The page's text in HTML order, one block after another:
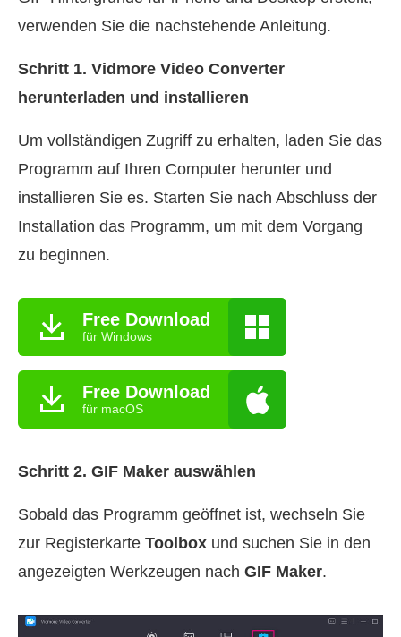
verwenden Sie die nachstehende Anleitung.
Schritt 1. Vidmore Video Converter
herunterladen und installieren
Um vollständigen Zugriff zu erhalten, laden Sie das
Programm auf Ihren Computer herunter und
installieren Sie es. Starten Sie nach Abschluss der
Installation das Programm, um mit dem Vorgang
zu beginnen.
Free Download
für Windows
Free Download
für macOS
Schritt 2. GIF Maker auswählen
Sobald das Programm geöffnet ist, wechseln Sie
zur Registerkarte Toolbox und suchen Sie in den
angezeigten Werkzeugen nach GIF Maker.